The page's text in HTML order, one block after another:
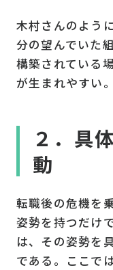
木村さんのよう
分の望んでいた
構築されている
が生まれやすい。
２．具
動
転職後の危機を
姿勢を持つだけ
は、その姿勢を
である。ここで